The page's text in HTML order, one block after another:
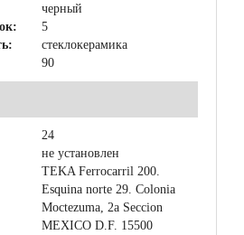
черный
5
стеклокерамика
90
24
не установлен
TEKA Ferrocarril 200.
Esquina norte 29. Colonia
Moctezuma, 2a Seccion
MEXICO D.F. 15500